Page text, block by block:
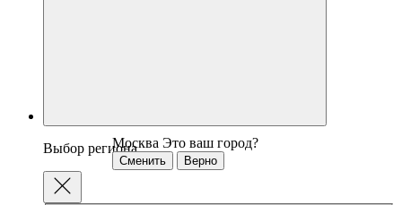
Выбор региона
Москва Это ваш город?
Сменить Верно